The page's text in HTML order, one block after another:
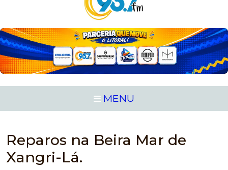
MENU
Reparos na Beira Mar de
Xangri-Lá.